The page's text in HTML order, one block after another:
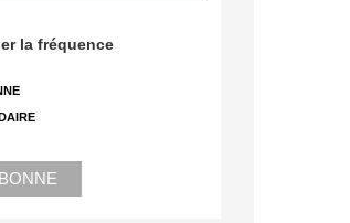
la fréquence